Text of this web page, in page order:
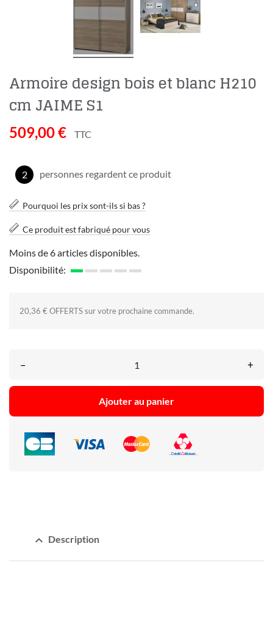
Armoire design bois et blanc H210
cm JAIME S1
509,00 € TTC
2 personnes regardent ce produit
Pourquoi les prix sont-ils si bas ?
Ce produit est fabriqué pour vous
Moins de 6 articles disponibles.
Disponibilité:
20,36 € OFFERTS sur votre prochaine commande.
– +
Ajouter au panier
expand_less Description